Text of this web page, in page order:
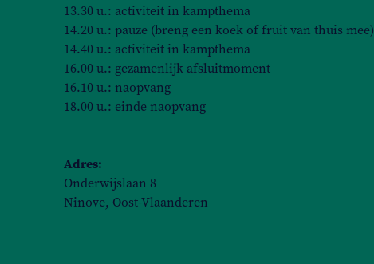
13.30 u.: activiteit in kampthema
14.20 u.: pauze (breng een koek of fruit van thuis mee)
14.40 u.: activiteit in kampthema
16.00 u.: gezamenlijk afsluitmoment
16.10 u.: naopvang
18.00 u.: einde naopvang
Adres:
Onderwijslaan 8
Ninove, Oost-Vlaanderen